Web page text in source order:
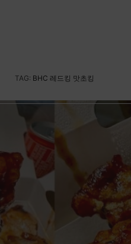
TAG: BHC 레드킹 맛초킹